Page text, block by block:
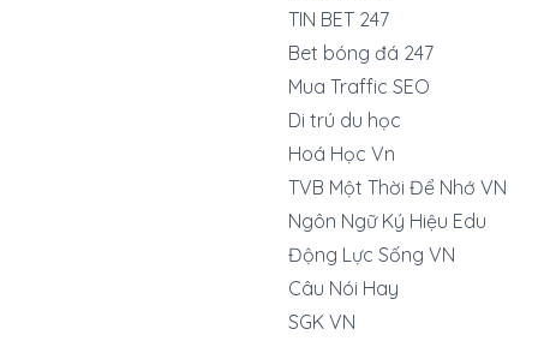
TIN BET 247
Bet bóng đá 247
Mua Traffic SEO
Di trú du học
Hoá Học Vn
TVB Một Thời Để Nhớ VN
Ngôn Ngữ Ký Hiệu Edu
Động Lực Sống VN
Câu Nói Hay
SGK VN